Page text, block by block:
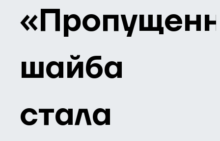
шайба
стала